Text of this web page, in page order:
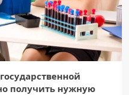
получить нужную